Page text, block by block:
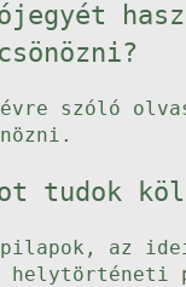
szóló
tudok
az
helytörténeti